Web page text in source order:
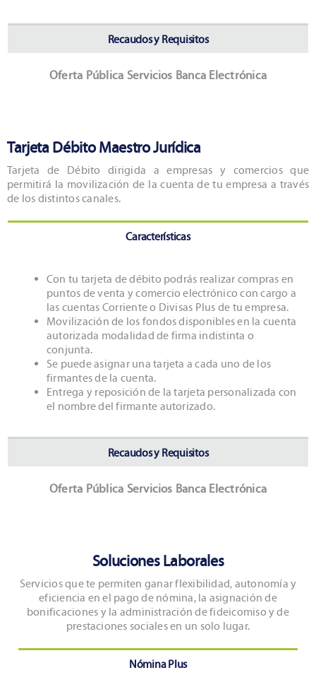
Recaudos y Requisitos
Oferta Pública Servicios Banca Electrónica
Tarjeta Débito Maestro Jurídica
Tarjeta de Débito dirigida a empresas y comercios que
permitirá la movilización de la cuenta de tu empresa a través
de los distintos canales.
Características
Con tu tarjeta de débito podrás realizar compras en
puntos de venta y comercio electrónico con cargo a
las cuentas Corriente o Divisas Plus de tu empresa.
Movilización de los fondos disponibles en la cuenta
autorizada modalidad de firma indistinta o
conjunta.
Se puede asignar una tarjeta a cada uno de los
firmantes de la cuenta.
Entrega y reposición de la tarjeta personalizada con
el nombre del firmante autorizado.
Recaudos y Requisitos
Oferta Pública Servicios Banca Electrónica
Soluciones Laborales
Servicios que te permiten ganar flexibilidad, autonomía y
eficiencia en el pago de nómina, la asignación de
bonificaciones y la administración de fideicomiso y de
prestaciones sociales en un solo lugar.
Nómina Plus